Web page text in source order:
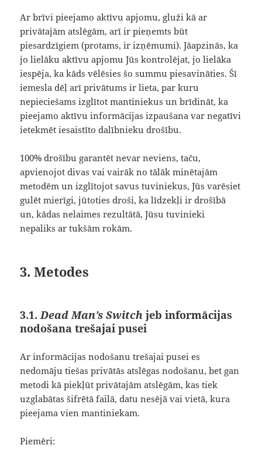
Ar brīvi pieejamo aktīvu apjomu, gluži kā ar
privātajām atslēgām, arī ir pieņemts būt
piesardzīgiem (protams, ir izņēmumi). Jāapzinās, ka
jo lielāku aktīvu apjomu Jūs kontrolējat, jo lielāka
iespēja, ka kāds vēlēsies šo summu piesavināties. Šī
iemesla dēļ arī privātums ir lieta, par kuru
nepieciešams izglītot mantiniekus un brīdināt, ka
pieejamo aktīvu informācijas izpaušana var negatīvi
ietekmēt iesaistīto dalībnieku drošību.
100% drošību garantēt nevar neviens, taču,
apvienojot divas vai vairāk no tālāk minētajām
metodēm un izglītojot savus tuviniekus, Jūs varēsiet
gulēt mierīgi, jūtoties droši, ka līdzekļi ir drošībā
un, kādas nelaimes rezultātā, Jūsu tuvinieki
nepaliks ar tukšām rokām.
3. Metodes
3.1.Dead Man’s Switch jeb informācijas
nodošana trešajai pusei
Ar informācijas nodošanu trešajai pusei es
nedomāju tiešas privātās atslēgas nodošanu, bet gan
metodi kā piekļūt privātajām atslēgām, kas tiek
uzglabātas šifrētā failā, datu nesējā vai vietā, kura
pieejama vien mantiniekam.
Piemēri: